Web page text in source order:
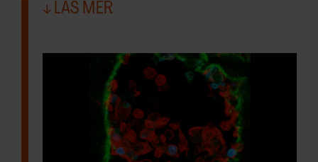
LÄS MER